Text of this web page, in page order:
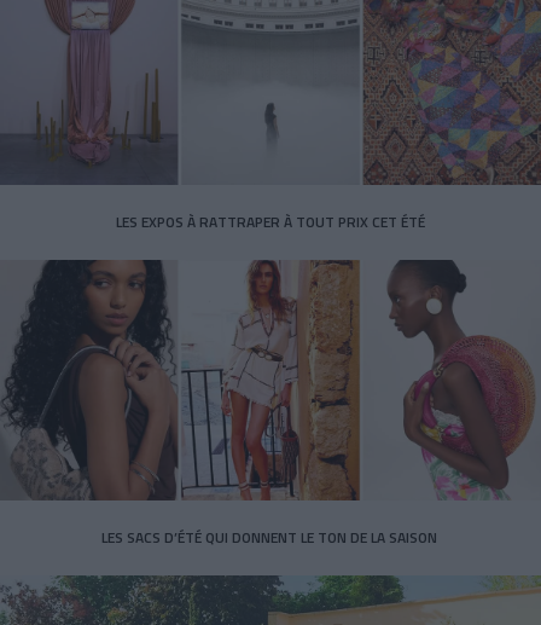
LES EXPOS À RATTRAPER À TOUT PRIX CET ÉTÉ
LES SACS D’ÉTÉ QUI DONNENT LE TON DE LA SAISON